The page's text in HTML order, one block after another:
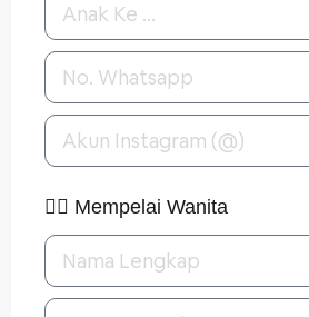
👰‍♀️ Mempelai Wanita